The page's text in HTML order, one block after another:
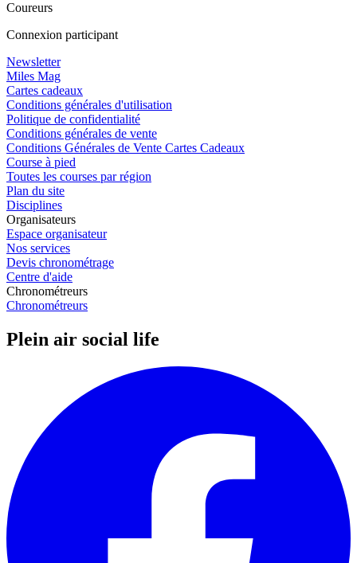
Coureurs
Connexion participant
Newsletter
Miles Mag
Cartes cadeaux
Conditions générales d'utilisation
Politique de confidentialité
Conditions générales de vente
Conditions Générales de Vente Cartes Cadeaux
Course à pied
Toutes les courses par région
Plan du site
Disciplines
Organisateurs
Espace organisateur
Nos services
Devis chronométrage
Centre d'aide
Chronométreurs
Chronométreurs
Plein air social life